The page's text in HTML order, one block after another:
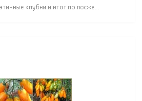
клубни и итог по посже...